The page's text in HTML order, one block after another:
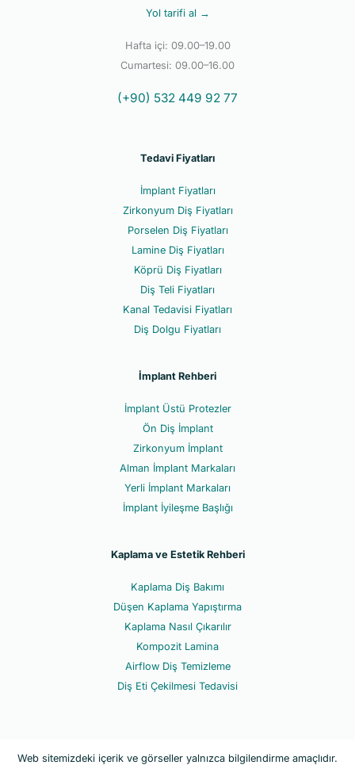
Yol tarifi al →
Hafta içi: 09.00–19.00
Cumartesi: 09.00–16.00
(+90) 532 449 92 77
Tedavi Fiyatları
İmplant Fiyatları
Zirkonyum Diş Fiyatları
Porselen Diş Fiyatları
Lamine Diş Fiyatları
Köprü Diş Fiyatları
Diş Teli Fiyatları
Kanal Tedavisi Fiyatları
Diş Dolgu Fiyatları
İmplant Rehberi
İmplant Üstü Protezler
Ön Diş İmplant
Zirkonyum İmplant
Alman İmplant Markaları
Yerli İmplant Markaları
İmplant İyileşme Başlığı
Kaplama ve Estetik Rehberi
Kaplama Diş Bakımı
Düşen Kaplama Yapıştırma
Kaplama Nasıl Çıkarılır
Kompozit Lamina
Airflow Diş Temizleme
Diş Eti Çekilmesi Tedavisi
Web sitemizdeki içerik ve görseller yalnızca bilgilendirme amaçlıdır.